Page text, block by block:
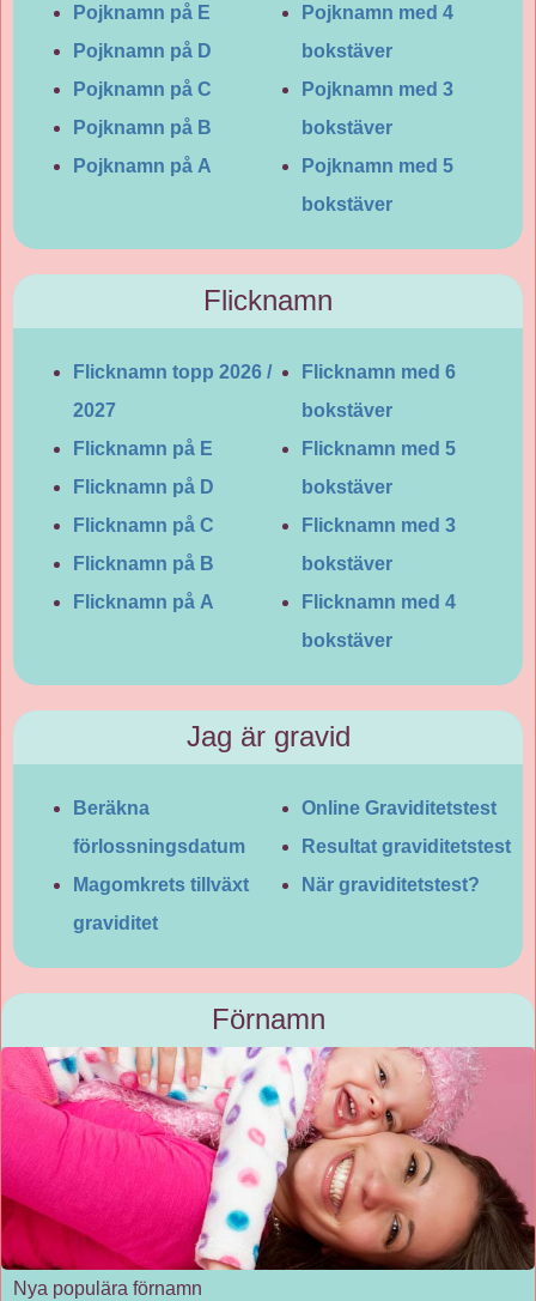
Pojknamn på E
Pojknamn på D
Pojknamn på C
Pojknamn på B
Pojknamn på A
Pojknamn med 4
bokstäver
Pojknamn med 3
bokstäver
Pojknamn med 5
bokstäver
Flicknamn
Flicknamn topp 2026 /
2027
Flicknamn på E
Flicknamn på D
Flicknamn på C
Flicknamn på B
Flicknamn på A
Flicknamn med 6
bokstäver
Flicknamn med 5
bokstäver
Flicknamn med 3
bokstäver
Flicknamn med 4
bokstäver
Jag är gravid
Beräkna
förlossningsdatum
Magomkrets tillväxt
graviditet
Online Graviditetstest
Resultat graviditetstest
När graviditetstest?
Förnamn
Nya populära förnamn